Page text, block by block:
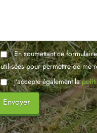
En soumettant ce
utilisées pour permettre de me
J'accepte également la